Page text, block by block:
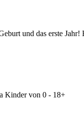
und das erste
Kinder von 0 - 18+